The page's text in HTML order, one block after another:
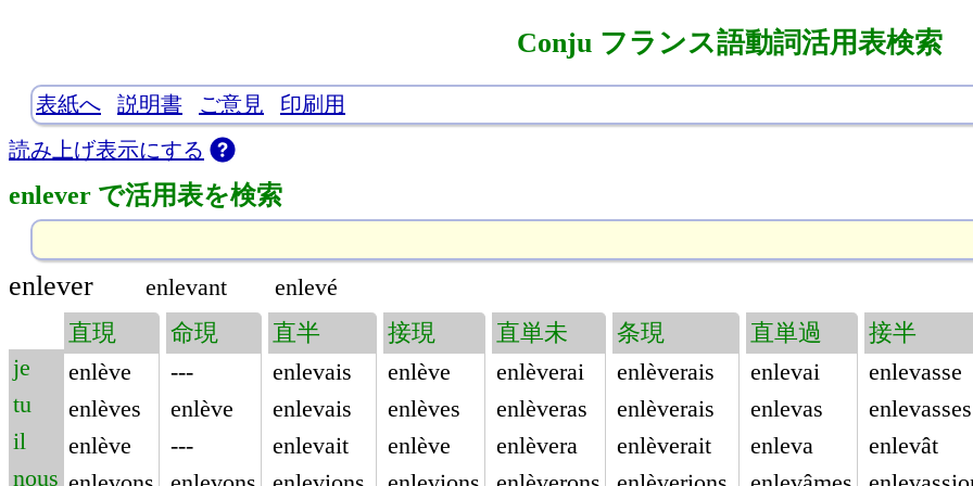
Conju フランス語動詞活用表検索
表紙へ 説明書 ご意見
印刷用
読み上げ表示にする
enlever で活用表を検索
enlever enlevant enlevé
je
tu
il
nous
直現
enlève
enlèves
enlève
命現
---
enlève
---
直半
enlevais
enlevais
enlevait
接現
enlève
enlèves
enlève
直単未
enlèverai
enlèveras
enlèvera
条現
enlèverais
enlèverais
enlèverait
直単過
enlevai
enlevas
enleva
接半
enlevasse
enlevasses
enlevât